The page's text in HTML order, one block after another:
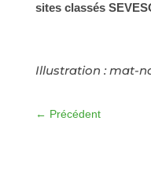
sites classés
Illustration : mat-
← Précédent